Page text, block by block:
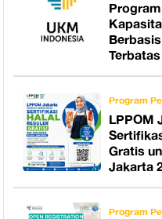
Terbatas
Program
LPPOM
Gratis
Jakarta
Program